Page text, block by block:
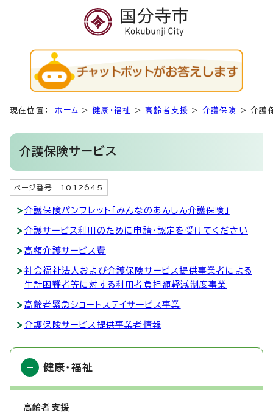
現在位置： ホーム > 健康・福祉 >高齢者支援 > 介護保険 > 介護
介護保険サービス
ページ番号 1012645
介護保険パンフレット「みんなのあんしん介護保険」
介護サービス利用のために申請・認定を受けてください
高額介護サービス費
社会福祉法人および介護保険サービス提供事業者による
生計困難者等に対する利用者負担額軽減制度事業
高齢者緊急ショートステイサービス事業
介護保険サービス提供事業者情報
健康・福祉
高齢者支援